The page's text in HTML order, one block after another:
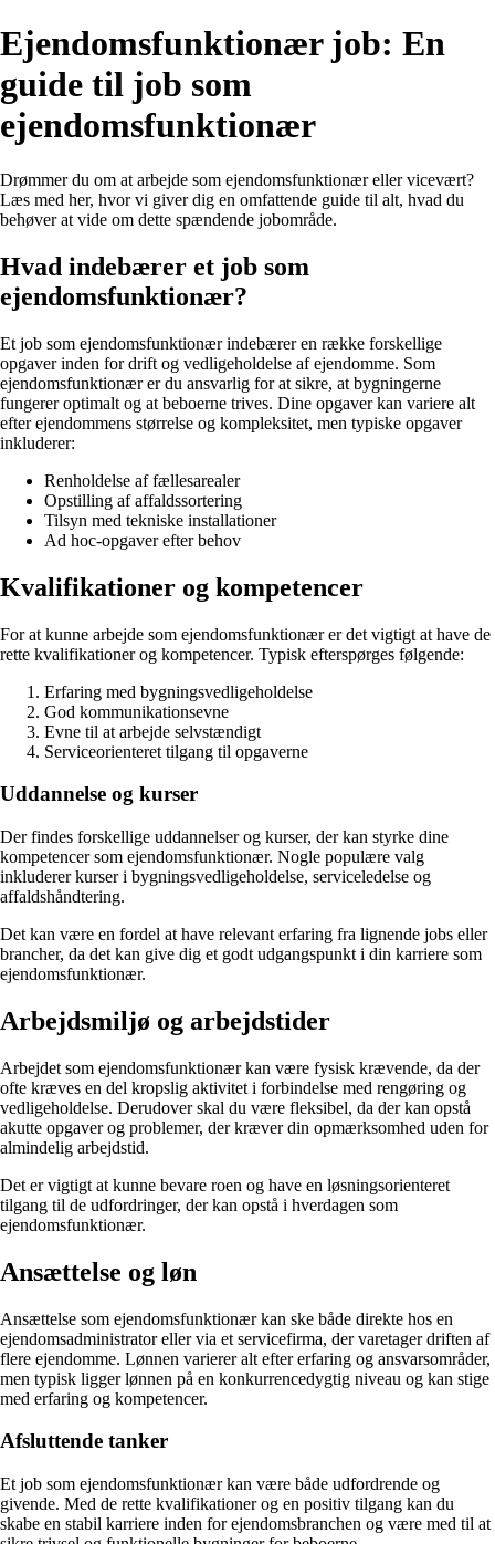
Ejendomsfunktionær job: En
guide til job som
ejendomsfunktionær
Drømmer du om at arbejde som ejendomsfunktionær eller vicevært?
Læs med her, hvor vi giver dig en omfattende guide til alt, hvad du
behøver at vide om dette spændende jobområde.
Hvad indebærer et job som
ejendomsfunktionær?
Et job som ejendomsfunktionær indebærer en række forskellige
opgaver inden for drift og vedligeholdelse af ejendomme. Som
ejendomsfunktionær er du ansvarlig for at sikre, at bygningerne
fungerer optimalt og at beboerne trives. Dine opgaver kan variere alt
efter ejendommens størrelse og kompleksitet, men typiske opgaver
inkluderer:
Renholdelse af fællesarealer
Opstilling af affaldssortering
Tilsyn med tekniske installationer
Ad hoc-opgaver efter behov
Kvalifikationer og kompetencer
For at kunne arbejde som ejendomsfunktionær er det vigtigt at have de
rette kvalifikationer og kompetencer. Typisk efterspørges følgende:
Erfaring med bygningsvedligeholdelse
God kommunikationsevne
Evne til at arbejde selvstændigt
Serviceorienteret tilgang til opgaverne
Uddannelse og kurser
Der findes forskellige uddannelser og kurser, der kan styrke dine
kompetencer som ejendomsfunktionær. Nogle populære valg
inkluderer kurser i bygningsvedligeholdelse, serviceledelse og
affaldshåndtering.
Det kan være en fordel at have relevant erfaring fra lignende jobs eller
brancher, da det kan give dig et godt udgangspunkt i din karriere som
ejendomsfunktionær.
Arbejdsmiljø og arbejdstider
Arbejdet som ejendomsfunktionær kan være fysisk krævende, da der
ofte kræves en del kropslig aktivitet i forbindelse med rengøring og
vedligeholdelse. Derudover skal du være fleksibel, da der kan opstå
akutte opgaver og problemer, der kræver din opmærksomhed uden for
almindelig arbejdstid.
Det er vigtigt at kunne bevare roen og have en løsningsorienteret
tilgang til de udfordringer, der kan opstå i hverdagen som
ejendomsfunktionær.
Ansættelse og løn
Ansættelse som ejendomsfunktionær kan ske både direkte hos en
ejendomsadministrator eller via et servicefirma, der varetager driften af
flere ejendomme. Lønnen varierer alt efter erfaring og ansvarsområder,
men typisk ligger lønnen på en konkurrencedygtig niveau og kan stige
med erfaring og kompetencer.
Afsluttende tanker
Et job som ejendomsfunktionær kan være både udfordrende og
givende. Med de rette kvalifikationer og en positiv tilgang kan du
skabe en stabil karriere inden for ejendomsbranchen og være med til at